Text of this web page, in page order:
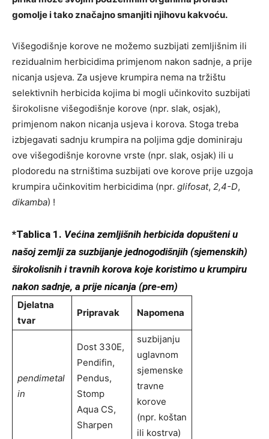
gomolje i tako značajno smanjiti njihovu kakvoću.
Višegodišnje korove ne možemo suzbijati zemljišnim ili
rezidualnim herbicidima primjenom nakon sadnje, a prije
nicanja usjeva. Za usjeve krumpira nema na tržištu
selektivnih herbicida kojima bi mogli učinkovito suzbijati
širokolisne višegodišnje korove (npr. slak, osjak),
primjenom nakon nicanja usjeva i korova. Stoga treba
izbjegavati sadnju krumpira na poljima gdje dominiraju
ove višegodišnje korovne vrste (npr. slak, osjak) ili u
plodoredu na strništima suzbijati ove korove prije uzgoja
krumpira učinkovitim herbicidima (npr. glifosat, 2,4-D,
dikamba) !
*Tablica 1. Većina zemljišnih herbicida dopušteni u
našoj zemlji za suzbijanje jednogodišnjih (sjemenskih)
širokolisnih i travnih korova koje koristimo u krumpiru
nakon sadnje, a prije nicanja (pre-em)
Djelatna
tvar
Pripravak Napomena
pendimetal
in
Dost 330E,
Pendifin,
Pendus,
Stomp
Aqua CS,
Sharpen
suzbijanju
uglavnom
sjemenske
travne
korove
(npr. koštan
ili kostrva)